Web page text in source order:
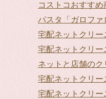
コストコおすすめ
パスタ「ガロファ
宅配ネットクリー
宅配ネットクリー
ネットと店舗の
宅配ネットクリー
宅配ネットクリ